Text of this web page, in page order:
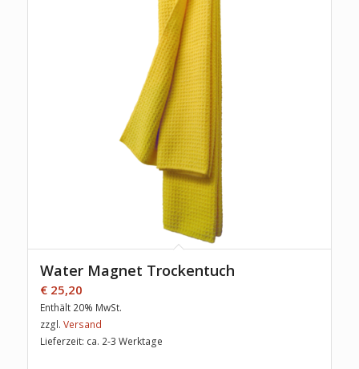
Water Magnet Trockentuch
€25,20
Enthält 20% MwSt.
zzgl. Versand
Lieferzeit: ca. 2-3 Werktage